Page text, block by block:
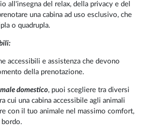
all'insegna del relax, della privacy e del
una cabina ad uso esclusivo, che
o quadrupla.
accessibili e assistenza che devono
della prenotazione.
domestico, puoi scegliere tra diversi
cui una cabina accessibile agli animali
con il tuo animale nel massimo comfort,
bordo.